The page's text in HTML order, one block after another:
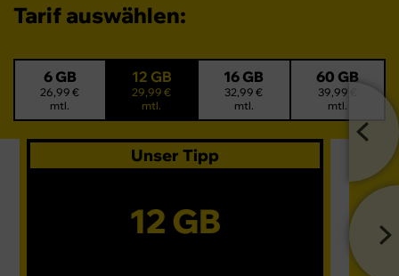
Tarif auswählen:
6 GB
26,99 €
mtl.
12 GB
29,99 €
mtl.
16 GB
32,99 €
mtl.
60 GB
39,99 €
mtl.
Unser Tipp
12 GB